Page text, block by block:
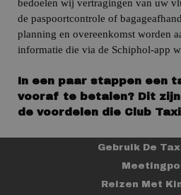
bedoelen wij vertragingen van uw
de paspoortcontrole of
planning en overeenkomst worden
informatie die via de Schiphol-app
In een paar stappen een
vooraf te betalen? Dit
de voordelen die Club
Gebruik De
Reizen Met